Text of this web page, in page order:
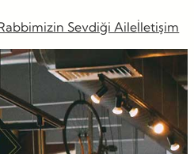
Sevdiği Aileİletişim